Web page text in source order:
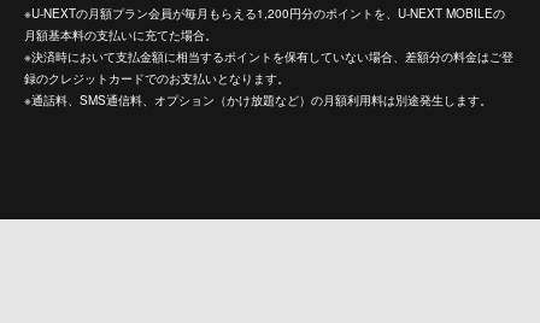
※U-NEXTの月額プラン会員が毎月もらえる1,200円分のポイントを、U-NEXT MOBILEの
月額基本料の支払いに充てた場合。
※決済時において支払金額に相当するポイントを保有していない場合、差額分の料金はご登
録のクレジットカードでのお支払いとなります。
※通話料、SMS通信料、オプション（かけ放題など）の月額利用料は別途発生します。